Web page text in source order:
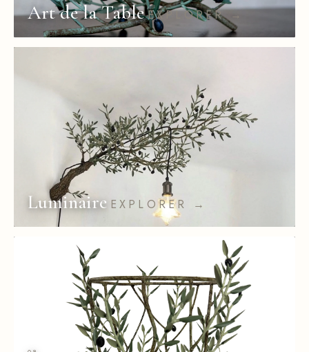
Art de la Table EXPLORER →
Luminaire EXPLORER →